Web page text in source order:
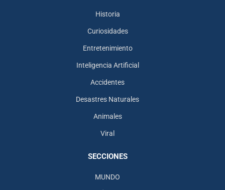
Historia
Curiosidades
Entretenimiento
Inteligencia Artificial
Accidentes
Desastres Naturales
Animales
Viral
SECCIONES
MUNDO